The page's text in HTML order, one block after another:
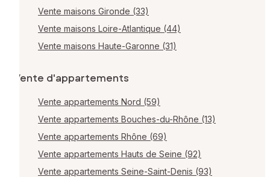
Vente maisons Gironde (33)
Vente maisons Loire-Atlantique (44)
Vente maisons Haute-Garonne (31)
Vente d'appartements
Vente appartements Nord (59)
Vente appartements Bouches-du-Rhône (13)
Vente appartements Rhône (69)
Vente appartements Hauts de Seine (92)
Vente appartements Seine-Saint-Denis (93)